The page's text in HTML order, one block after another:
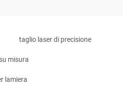
taglio laser di precisione
misura
lamiera